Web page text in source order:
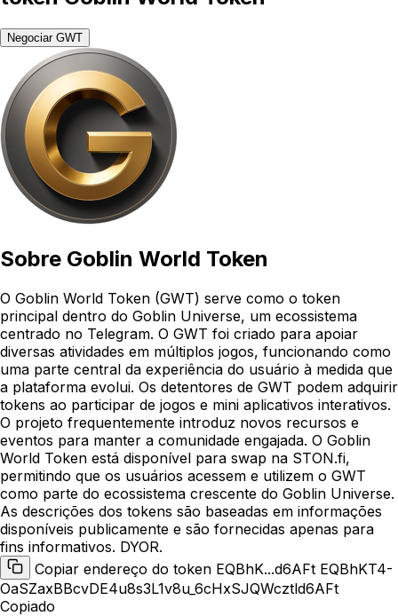
Negociar GWT
Sobre Goblin World Token
O Goblin World Token (GWT) serve como o token
principal dentro do Goblin Universe, um ecossistema
centrado no Telegram. O GWT foi criado para apoiar
diversas atividades em múltiplos jogos, funcionando como
uma parte central da experiência do usuário à medida que
a plataforma evolui. Os detentores de GWT podem adquirir
tokens ao participar de jogos e mini aplicativos interativos.
O projeto frequentemente introduz novos recursos e
eventos para manter a comunidade engajada. O Goblin
World Token está disponível para swap na STON.fi,
permitindo que os usuários acessem e utilizem o GWT
como parte do ecossistema crescente do Goblin Universe.
As descrições dos tokens são baseadas em informações
disponíveis publicamente e são fornecidas apenas para
fins informativos. DYOR.
Copiar endereço do token EQBhK...d6AFt EQBhKT4-
OaSZaxBBcvDE4u8s3L1v8u_6cHxSJQWcztld6AFt
Copiado